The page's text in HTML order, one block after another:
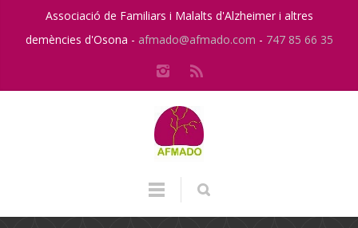
Associació de Familiars i Malalts d'Alzheimer i altres
demències d'Osona - afmado@afmado.com - 747 85 66 35